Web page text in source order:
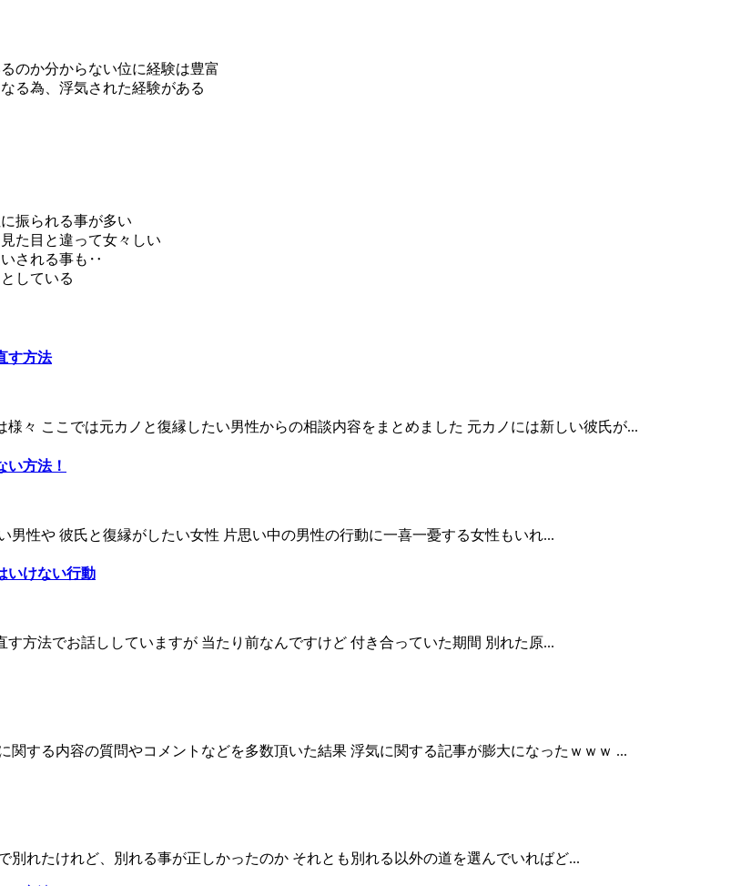
のか分からない位に経験は豊富
る為、浮気された経験がある
振られる事が多い
た目と違って女々しい
される事も‥
している
す方法
々 ここでは元カノと復縁したい男性からの相談内容をまとめました 元カノには新しい彼氏が...
方法！
性や 彼氏と復縁がしたい女性 片思い中の男性の行動に一喜一憂する女性もいれ...
いけない行動
方法でお話ししていますが 当たり前なんですけど 付き合っていた期間 別れた原...
する内容の質問やコメントなどを多数頂いた結果 浮気に関する記事が膨大になったｗｗｗ ...
れたけれど、別れる事が正しかったのか それとも別れる以外の道を選んでいればど...